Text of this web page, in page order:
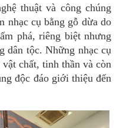
thuật và công chúng
nhạc cụ bằng gỗ dừa do
phá, riêng biệt nhưng
dân tộc. Những nhạc cụ
chất, tinh thần và còn
độc đáo giới thiệu đến